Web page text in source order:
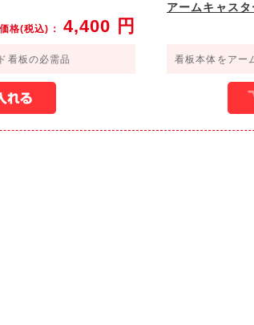
格(税込)： 4,400 円
看板の必需品
アームキャス
看板本体をアー